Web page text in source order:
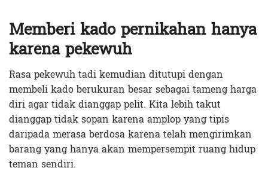
Memberi kado pernikahan hanya
karena pekewuh
Rasa pekewuh tadi kemudian ditutupi dengan
membeli kado berukuran besar sebagai tameng harga
diri agar tidak dianggap pelit. Kita lebih takut
dianggap tidak sopan karena amplop yang tipis
daripada merasa berdosa karena telah mengirimkan
barang yang hanya akan mempersempit ruang hidup
teman sendiri.